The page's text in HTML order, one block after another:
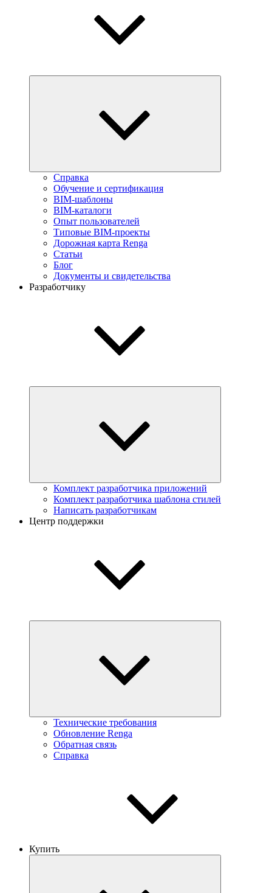
Справка
Обучение и сертификация
BIM-шаблоны
BIM-каталоги
Опыт пользователей
Типовые BIM-проекты
Дорожная карта Renga
Статьи
Блог
Документы и свидетельства
Разработчику
Комплект разработчика приложений
Комплект разработчика шаблона стилей
Написать разработчикам
Центр поддержки
Технические требования
Обновление Renga
Обратная связь
Справка
Купить